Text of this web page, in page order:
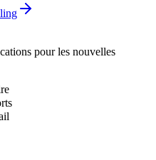
pour les nouvelles